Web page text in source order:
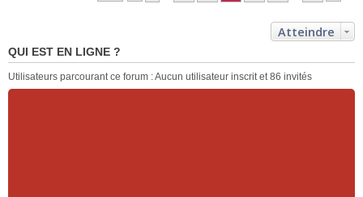
Atteindre
QUI EST EN LIGNE ?
Utilisateurs parcourant ce forum : Aucun utilisateur inscrit et 86 invités